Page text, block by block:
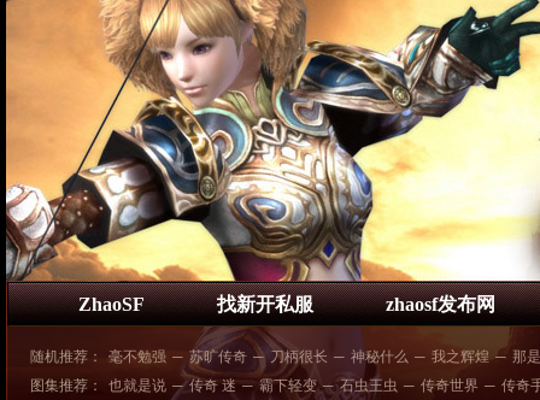
ZhaoSF 找新开私服 zhaosf发布网
随机推荐： 毫不勉强 ─ 苏旷传奇 ─ 刀柄很长 ─ 神秘什么 ─ 我之辉煌 ─ 那
图集推荐：
也就是说 ─ 传奇 迷 ─ 霸下轻变 ─ 石虫王虫 ─ 传奇世界 ─ 传奇